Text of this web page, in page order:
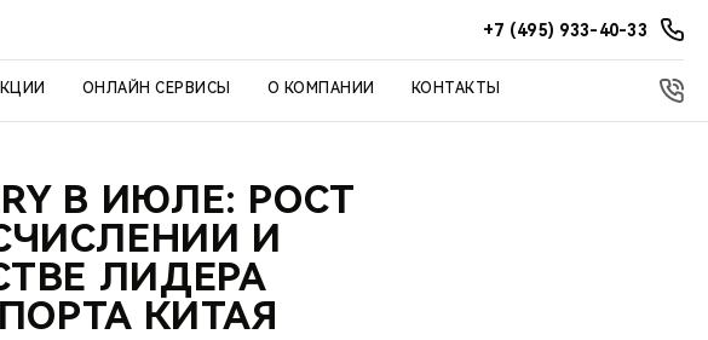
+7 (495) 933-40-33
ОНЛАЙН СЕРВИСЫ О КОМПАНИИ КОНТАКТЫ
В ИЮЛЕ: РОСТ
И
ЛИДЕРА
КИТАЯ